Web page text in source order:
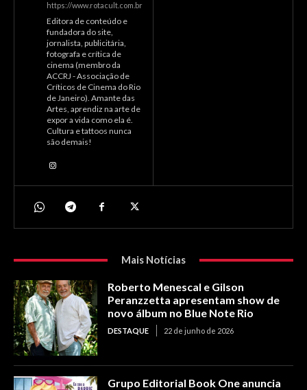
https://www.rotacult.com.br
Editora de conteúdo e
fundadora do site,
jornalista, publicitária,
fotografa e crítica de
cinema (membro da
ACCRJ - Associação de
Críticos de Cinema do Rio
de Janeiro). Amante das
Artes, aprendiz na arte de
expor a vida como ela é.
Cultura e tattoos nunca
são demais!
Mais Notícias
Roberto Menescal e Gilson
Peranzzetta apresentam show de
novo álbum no Blue Note Rio
DESTAQUE 22 de junho de 2026
Grupo Editorial Book One anuncia